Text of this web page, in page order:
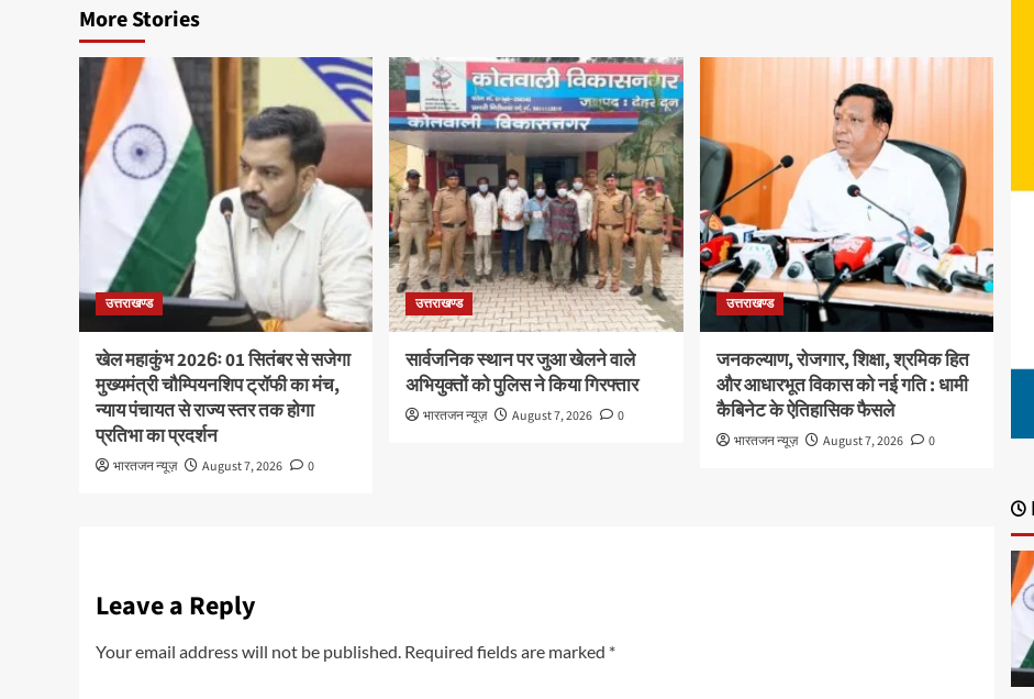
More Stories
उत्तराखण्ड
खेल महाकुंभ 2026ः 01 सितंबर से सजेगा
मुख्यमंत्री चौम्पियनशिप ट्रॉफी का मंच,
न्याय पंचायत से राज्य स्तर तक होगा
प्रतिभा का प्रदर्शन
भारतजन न्यूज़ August 7, 2026 0
उत्तराखण्ड
सार्वजनिक स्थान पर जुआ खेलने वाले
अभियुक्तों को पुलिस ने किया गिरफ्तार
भारतजन न्यूज़ August 7, 2026 0
उत्तराखण्ड
जनकल्याण, रोजगार, शिक्षा, श्रमिक हित
और आधारभूत विकास को नई गति : धामी
कैबिनेट के ऐतिहासिक फैसले
भारतजन न्यूज़ August 7, 2026 0
Leave a Reply
Your email address will not be published. Required fields are marked *